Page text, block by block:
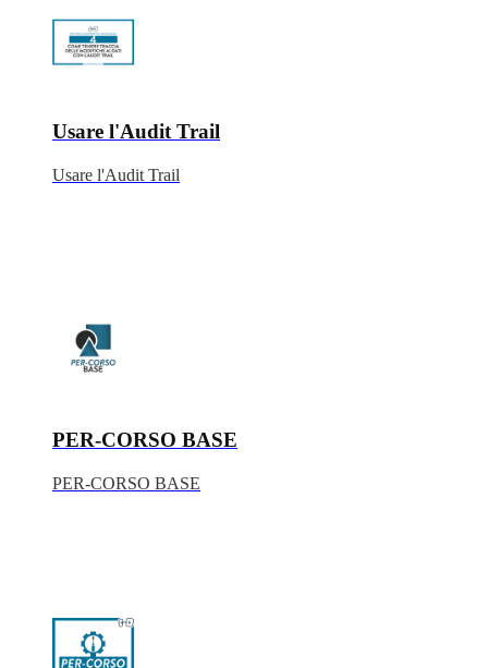
Usare l'Audit Trail
Usare l'Audit Trail
PER-CORSO BASE
PER-CORSO BASE